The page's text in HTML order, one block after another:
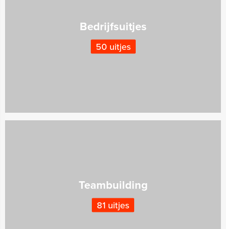
Bedrijfsuitjes
50 uitjes
Teambuilding
81 uitjes